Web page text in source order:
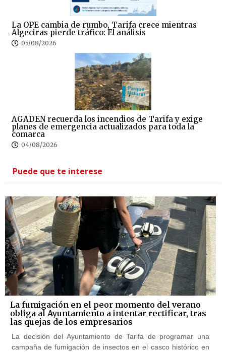
La OPE cambia de rumbo, Tarifa crece mientras
Algeciras pierde tráfico: El análisis
05/08/2026
AGADEN recuerda los incendios de Tarifa y exige
planes de emergencia actualizados para toda la
comarca
04/08/2026
Puede que te interese
La fumigación en el peor momento del verano
obliga al Ayuntamiento a intentar rectificar, tras
las quejas de los empresarios
La decisión del Ayuntamiento de Tarifa de programar una
campaña de fumigación de insectos en el casco histórico en